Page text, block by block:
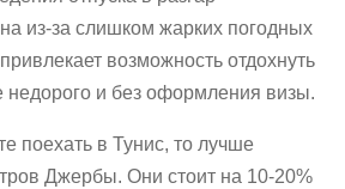
из-за слишком жарких погодных
возможность отдохнуть
недорого и без оформления визы.
поехать в Тунис, то лучше
Джербы. Они стоит на 10-20%